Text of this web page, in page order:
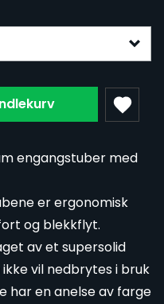
configurable
engangstuber med
er ergonomisk
og blekkflyt.
av et supersolid
vil nedbrytes i bruk
har en anelse av farge